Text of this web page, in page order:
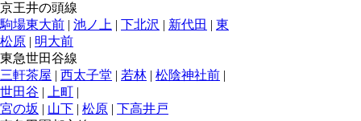
京王井の頭線
駒場東大前 | 池ノ上 | 下北沢 | 新代田 | 東
松原 | 明大前
東急世田谷線
三軒茶屋 | 西太子堂 | 若林 | 松陰神社前 |
世田谷 | 上町 |
宮の坂 | 山下 | 松原 | 下高井戸